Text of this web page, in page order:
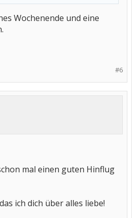
Wochenende und eine
#6
mal einen guten Hinflug
ich dich über alles liebe!